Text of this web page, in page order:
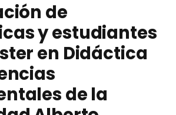
de
y estudiantes
en Didáctica
de la